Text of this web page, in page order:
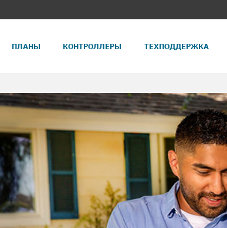
ПЛАНЫ КОНТРОЛЛЕРЫ ТЕХПОДДЕРЖКА